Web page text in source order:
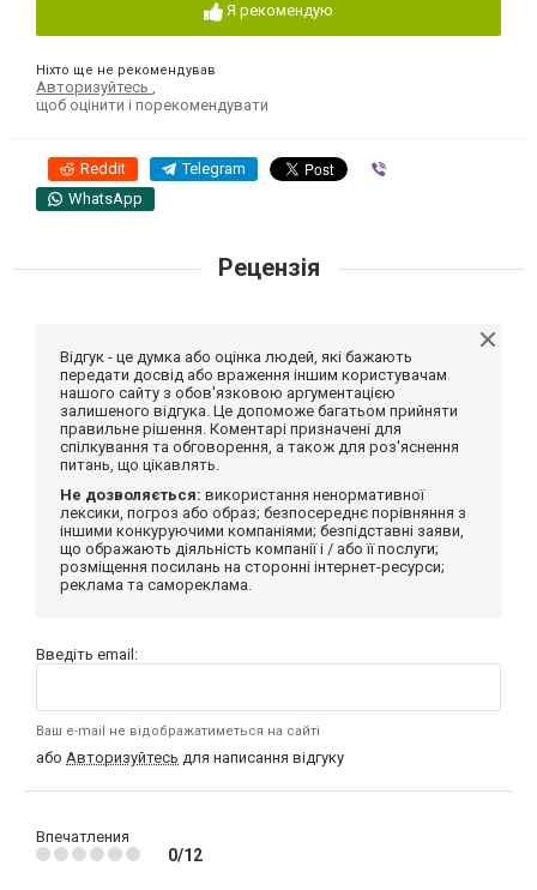
Я рекомендую
Ніхто ще не рекомендував
Авторизуйтесь
щоб оцінити і порекомендувати
Reddit Telegram
WhatsApp
Рецензія
Відгук - це думка або оцінка людей, які бажають
передати досвід або враження іншим користувачам
нашого сайту з обов'язковою аргументацією
залишеного відгука. Це допоможе багатьом прийняти
правильне рішення. Коментарі призначені для
спілкування та обговорення, а також для роз'яснення
питань, що цікавлять.
Не дозволяється: використання ненормативної
лексики, погроз або образ; безпосереднє порівняння з
іншими конкуруючими компаніями; безпідставні заяви,
що ображають діяльність компанії і / або її послуги;
розміщення посилань на сторонні інтернет-ресурси;
реклама та самореклама.
Введіть email:
Ваш e-mail не відображатиметься на сайті
або Авторизуйтесь для написання відгуку
Впечатления
0/12